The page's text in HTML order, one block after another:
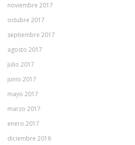
noviembre 2017
octubre 2017
septiembre 2017
agosto 2017
julio 2017
junio 2017
mayo 2017
marzo 2017
enero 2017
diciembre 2016